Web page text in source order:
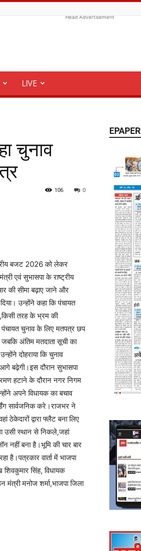
Head Advertisement
LIVE
चुनाव
0
106
बजट 2026 को लेकर
एवं सुभासपा के राष्ट्रीय
की सीमा बढ़ाए जाने और
उन्होंने कहा कि पंचायत
तरह के भ्रम की
चुनाव के लिए मतपत्र छप
अंतिम मतदाता सूची का
दोहराया कि चुनाव
बढ़ेगी।इस दौरान सुभासपा
हटाने के दौरान नगर निगम
अपने विधायक का बचाव
सार्वजनिक करे।राजभर ने
ठेकेदारों द्वारा फ्लैट बना लिए
उसी स्थान से निकले,जहां
नहीं बना है।भूमि की चार बार
है।पत्रकार वार्ता में भाजपा
शिवकुमार सिंह, विधायक
मंत्री मनोज शर्मा,भाजपा जिला
EPAPER